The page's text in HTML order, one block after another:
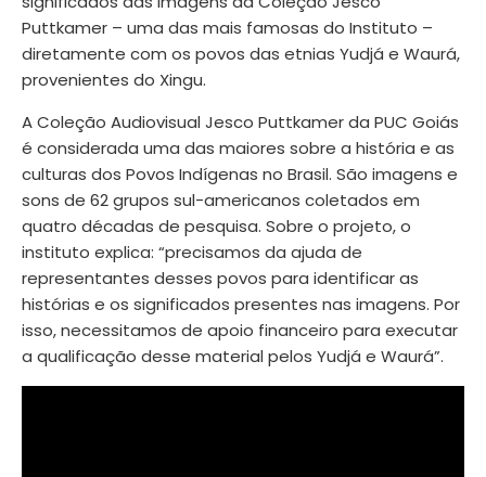
Puttkamer – uma das mais famosas do Instituto –
diretamente com os povos das etnias Yudjá e Waurá,
provenientes do Xingu.
A Coleção Audiovisual Jesco Puttkamer da PUC Goiás
é considerada uma das maiores sobre a história e as
culturas dos Povos Indígenas no Brasil. São imagens e
sons de 62 grupos sul-americanos coletados em
quatro décadas de pesquisa. Sobre o projeto, o
instituto explica: “precisamos da ajuda de
representantes desses povos para identificar as
histórias e os significados presentes nas imagens. Por
isso, necessitamos de apoio financeiro para executar
a qualificação desse material pelos Yudjá e Waurá”.